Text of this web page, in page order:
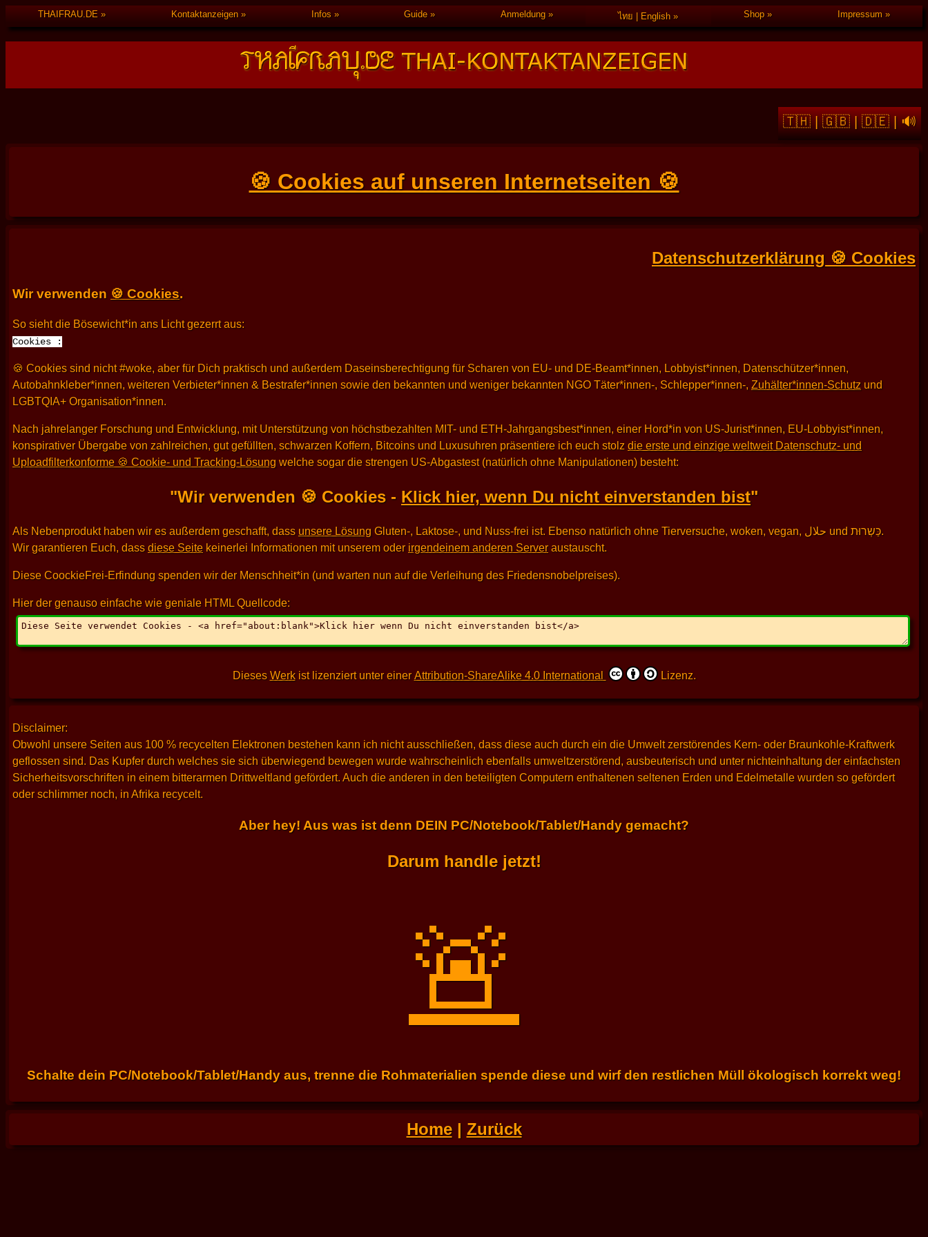
THAIFRAU.DE Kontaktanzeigen Infos Guide Anmeldung ไทย | English Shop Impressum
🇹🇭|🇬🇧|🇩🇪|🔊
🍪 Cookies auf unseren Internetseiten 🍪
Datenschutzerklärung 🍪 Cookies
Wir verwenden 🍪 Cookies.
So sieht die Bösewicht*in ans Licht gezerrt aus:
Cookies :
🍪 Cookies sind nicht #woke, aber für Dich praktisch und außerdem Daseinsberechtigung für Scharen von EU- und DE-Beamt*innen, Lobbyist*innen, Datenschützer*innen,
Autobahnkleber*innen, weiteren Verbieter*innen & Bestrafer*innen sowie den bekannten und weniger bekannten NGO Täter*innen-, Schlepper*innen-, Zuhälter*innen-Schutz und
LGBTQIA+ Organisation*innen.
Nach jahrelanger Forschung und Entwicklung, mit Unterstützung von höchstbezahlten MIT- und ETH-Jahrgangsbest*innen, einer Hord*in von US-Jurist*innen, EU-Lobbyist*innen,
konspirativer Übergabe von zahlreichen, gut gefüllten, schwarzen Koffern, Bitcoins und Luxusuhren präsentiere ich euch stolz die erste und einzige weltweit Datenschutz- und
Uploadfilterkonforme 🍪 Cookie- und Tracking-Lösung welche sogar die strengen US-Abgastest (natürlich ohne Manipulationen) besteht:
"Wir verwenden 🍪 Cookies - Klick hier, wenn Du nicht einverstanden bist"
Als Nebenprodukt haben wir es außerdem geschafft, dass unsere Lösung
Gluten-, Laktose-, und Nuss-frei ist. Ebenso natürlich ohne Tierversuche, woken, vegan, حلال und ‏כַּשְרוּת‎.
Wir garantieren Euch, dass diese Seite keinerlei Informationen mit unserem oder irgendeinem anderen Server austauscht.
Diese CoockieFrei-Erfindung spenden wir der Menschheit*in (und warten nun auf die Verleihung des Friedensnobelpreises).
Hier der genauso einfache wie geniale HTML Quellcode:
Dieses Werkist lizenziert unter einer Attribution-ShareAlike 4.0 International Lizenz.
Disclaimer:
Obwohl unsere Seiten aus 100 % recycelten Elektronen bestehen kann ich nicht ausschließen, dass diese auch durch ein die Umwelt zerstörendes Kern- oder Braunkohle-Kraftwerk
geflossen sind. Das Kupfer durch welches sie sich überwiegend bewegen wurde wahrscheinlich ebenfalls umweltzerstörend, ausbeuterisch und unter nichteinhaltung der einfachsten
Sicherheitsvorschriften in einem bitterarmen Drittweltland gefördert. Auch die anderen in den beteiligten Computern enthaltenen seltenen Erden und Edelmetalle wurden so gefördert
oder schlimmer noch, in Afrika recycelt.
Aber hey! Aus was ist denn DEIN PC/Notebook/Tablet/Handy gemacht?
Darum handle jetzt!
🚨
Schalte dein PC/Notebook/Tablet/Handy aus, trenne die Rohmaterialien spende diese und wirf den restlichen Müll ökologisch korrekt weg!
Home| Zurück